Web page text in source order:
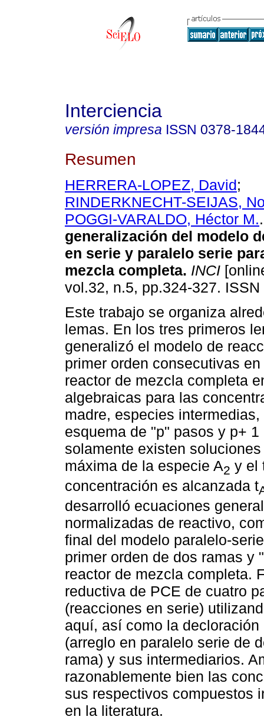
Interciencia
versión impresa ISSN 0378-
Resumen
HERRERA-LOPEZ, David;
RINDERKNECHT-SEIJAS,
POGGI-VARALDO, Héctor M..
generalización del modelo
en serie y paralelo serie
mezcla completa. INCI
vol.32, n.5, pp.324-327.
Este trabajo se organiza
lemas. En los tres primeros
generalizó el modelo de
primer orden consecutivas
reactor de mezcla completa
algebraicas para las
madre, especies
esquema de "p" pasos y p+
solamente existen
máxima de la especie A2 y el
concentración es alcanzada t
desarrolló ecuaciones
normalizadas de reactivo,
final del modelo paralelo-
primer orden de dos ramas y
reactor de mezcla completa.
reductiva de PCE de cuatro
(reacciones en serie)
aquí, así como la
(arreglo en paralelo serie de
rama) y sus intermediarios.
razonablemente bien las
sus respectivos compuestos
en la literatura.